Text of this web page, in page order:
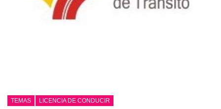
TEMAS LICENCIA DE CONDUCIR